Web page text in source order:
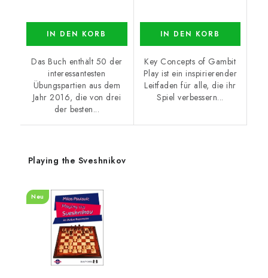
IN DEN KORB
Das Buch enthält 50 der
interessantesten
Übungspartien aus dem
Jahr 2016, die von drei
der besten...
IN DEN KORB
Key Concepts of Gambit
Play ist ein inspirierender
Leitfaden für alle, die ihr
Spiel verbessern...
Playing the Sveshnikov
Neu